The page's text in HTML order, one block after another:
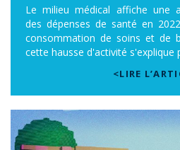
Le milieu médical affiche une
des dépenses de santé en
consommation de soins et de
cette hausse d'activité s'explique
<LIRE